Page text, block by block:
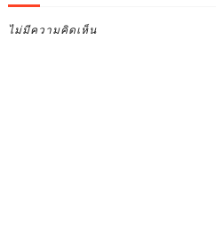
ไม่มีความคิดเห็น